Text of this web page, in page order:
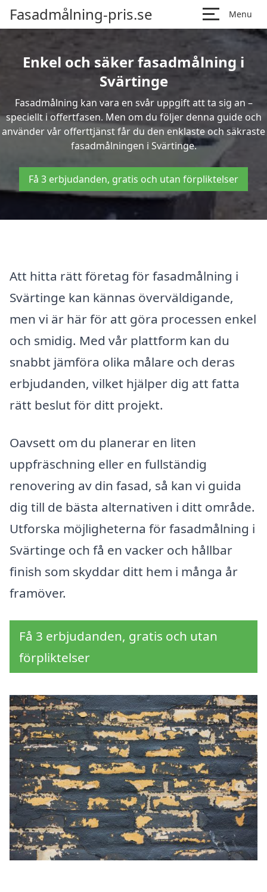
Fasadmålning-pris.se Menu
Enkel och säker fasadmålning i
Svärtinge
Fasadmålning kan vara en svår uppgift att ta sig an –
speciellt i offertfasen. Men om du följer denna guide och
använder vår offerttjänst får du den enklaste och säkraste
fasadmålningen i Svärtinge.
Få 3 erbjudanden, gratis och utan förpliktelser
Att hitta rätt företag för fasadmålning i
Svärtinge kan kännas överväldigande,
men vi är här för att göra processen enkel
och smidig. Med vår plattform kan du
snabbt jämföra olika målare och deras
erbjudanden, vilket hjälper dig att fatta
rätt beslut för ditt projekt.
Oavsett om du planerar en liten
uppfräschning eller en fullständig
renovering av din fasad, så kan vi guida
dig till de bästa alternativen i ditt område.
Utforska möjligheterna för fasadmålning i
Svärtinge och få en vacker och hållbar
finish som skyddar ditt hem i många år
framöver.
Få 3 erbjudanden, gratis och utan
förpliktelser